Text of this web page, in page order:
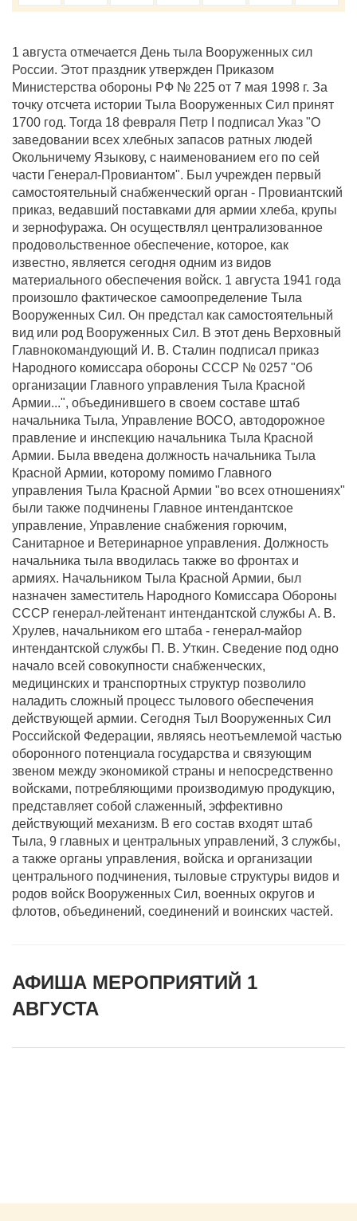
1 августа отмечается День тыла Вооруженных сил
России. Этот праздник утвержден Приказом
Министерства обороны РФ № 225 от 7 мая 1998 г. За
точку отсчета истории Тыла Вооруженных Сил принят
1700 год. Тогда 18 февраля Петр I подписал Указ "О
заведовании всех хлебных запасов ратных людей
Окольничему Языкову, с наименованием его по сей
части Генерал-Провиантом". Был учрежден первый
самостоятельный снабженческий орган - Провиантский
приказ, ведавший поставками для армии хлеба, крупы
и зернофуража. Он осуществлял централизованное
продовольственное обеспечение, которое, как
известно, является сегодня одним из видов
материального обеспечения войск. 1 августа 1941 года
произошло фактическое самоопределение Тыла
Вооруженных Сил. Он предстал как самостоятельный
вид или род Вооруженных Сил. В этот день Верховный
Главнокомандующий И. В. Сталин подписал приказ
Народного комиссара обороны СССР № 0257 "Об
организации Главного управления Тыла Красной
Армии...", объединившего в своем составе штаб
начальника Тыла, Управление ВОСО, автодорожное
правление и инспекцию начальника Тыла Красной
Армии. Была введена должность начальника Тыла
Красной Армии, которому помимо Главного
управления Тыла Красной Армии "во всех отношениях"
были также подчинены Главное интендантское
управление, Управление снабжения горючим,
Санитарное и Ветеринарное управления. Должность
начальника тыла вводилась также во фронтах и
армиях. Начальником Тыла Красной Армии, был
назначен заместитель Народного Комиссара Обороны
СССР генерал-лейтенант интендантской службы А. В.
Хрулев, начальником его штаба - генерал-майор
интендантской службы П. В. Уткин. Сведение под одно
начало всей совокупности снабженческих,
медицинских и транспортных структур позволило
наладить сложный процесс тылового обеспечения
действующей армии. Сегодня Тыл Вооруженных Сил
Российской Федерации, являясь неотъемлемой частью
оборонного потенциала государства и связующим
звеном между экономикой страны и непосредственно
войсками, потребляющими производимую продукцию,
представляет собой слаженный, эффективно
действующий механизм. В его состав входят штаб
Тыла, 9 главных и центральных управлений, 3 службы,
а также органы управления, войска и организации
центрального подчинения, тыловые структуры видов и
родов войск Вооруженных Сил, военных округов и
флотов, объединений, соединений и воинских частей.
АФИША МЕРОПРИЯТИЙ 1
АВГУСТА